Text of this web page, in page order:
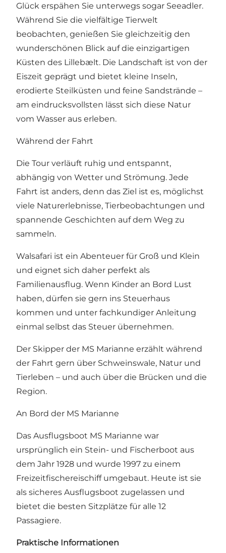
Glück erspähen Sie unterwegs sogar Seeadler.
Während Sie die vielfältige Tierwelt
beobachten, genießen Sie gleichzeitig den
wunderschönen Blick auf die einzigartigen
Küsten des Lillebælt. Die Landschaft ist von der
Eiszeit geprägt und bietet kleine Inseln,
erodierte Steilküsten und feine Sandstrände –
am eindrucksvollsten lässt sich diese Natur
vom Wasser aus erleben.
Während der Fahrt
Die Tour verläuft ruhig und entspannt,
abhängig von Wetter und Strömung. Jede
Fahrt ist anders, denn das Ziel ist es, möglichst
viele Naturerlebnisse, Tierbeobachtungen und
spannende Geschichten auf dem Weg zu
sammeln.
Walsafari ist ein Abenteuer für Groß und Klein
und eignet sich daher perfekt als
Familienausflug. Wenn Kinder an Bord Lust
haben, dürfen sie gern ins Steuerhaus
kommen und unter fachkundiger Anleitung
einmal selbst das Steuer übernehmen.
Der Skipper der MS Marianne erzählt während
der Fahrt gern über Schweinswale, Natur und
Tierleben – und auch über die Brücken und die
Region.
An Bord der MS Marianne
Das Ausflugsboot MS Marianne war
ursprünglich ein Stein- und Fischerboot aus
dem Jahr 1928 und wurde 1997 zu einem
Freizeitfischereischiff umgebaut. Heute ist sie
als sicheres Ausflugsboot zugelassen und
bietet die besten Sitzplätze für alle 12
Passagiere.
Praktische Informationen